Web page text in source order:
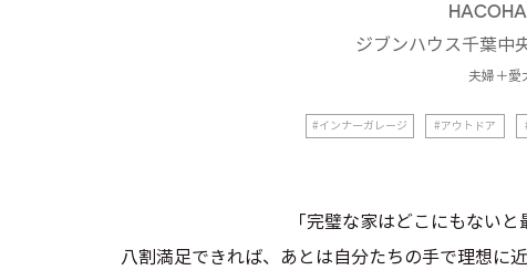
ジブンハウス千葉中
夫婦＋愛
インナーガレージ アウトドア
「完璧な家はどこにもないと
八割満足できれば、あとは自分たちの手で理想に